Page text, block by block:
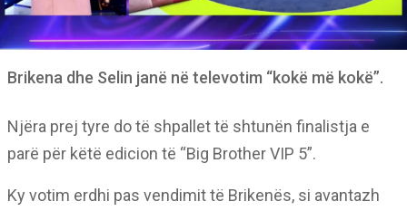
Brikena dhe Selin janë në televotim “kokë më kokë”.
Njëra prej tyre do të shpallet të shtunën finalistja e
parë për këtë edicion të “Big Brother VIP 5”.
Ky votim erdhi pas vendimit të Brikenës, si avantazh